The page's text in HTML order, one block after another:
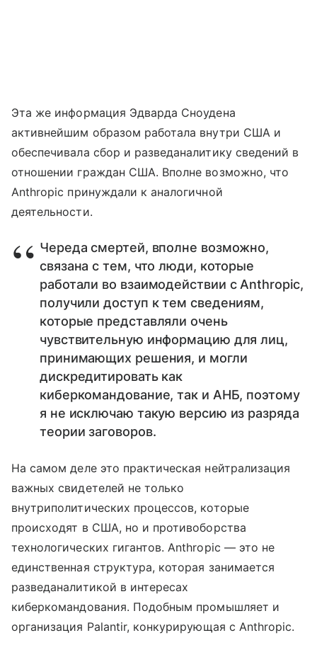
Эта же информация Эдварда Сноудена
активнейшим образом работала внутри США и
обеспечивала сбор и разведаналитику сведений в
отношении граждан США. Вполне возможно, что
Anthropic принуждали к аналогичной
деятельности.
Череда смертей, вполне возможно,
связана с тем, что люди, которые
работали во взаимодействии с Anthropic,
получили доступ к тем сведениям,
которые представляли очень
чувствительную информацию для лиц,
принимающих решения, и могли
дискредитировать как
киберкомандование, так и АНБ, поэтому
я не исключаю такую версию из разряда
теории заговоров.
На самом деле это практическая нейтрализация
важных свидетелей не только
внутриполитических процессов, которые
происходят в США, но и противоборства
технологических гигантов. Anthropic — это не
единственная структура, которая занимается
разведаналитикой в интересах
киберкомандования. Подобным промышляет и
организация Palantir, конкурирующая с Anthropic.